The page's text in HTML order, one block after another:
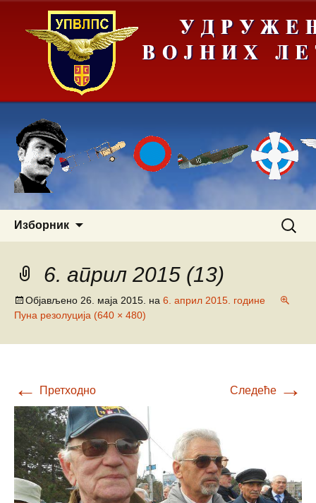
Изборник
6. април 2015 (13)
Објављено 26. маја 2015. на 6. април 2015. године
Пуна резолуција (640 × 480)
← Претходно Следеће →